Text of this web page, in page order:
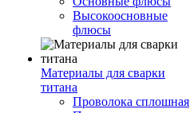
Высокоосновные
флюсы
Материалы для сварки
титана
Проволока сплошная